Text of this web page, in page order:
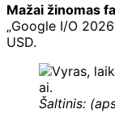
Mažai žinomas
„Google I/O
USD.
Šaltinis: